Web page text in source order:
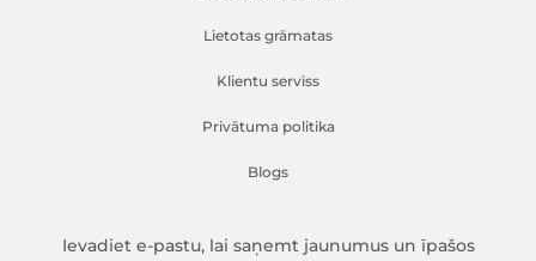
Lietotas grāmatas
Klientu serviss
Privātuma politika
Blogs
Ievadiet e-pastu, lai saņemt jaunumus un īpašos